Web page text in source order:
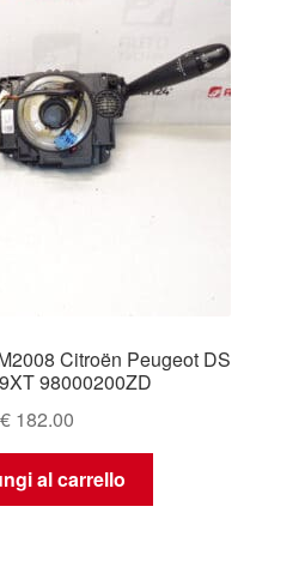
Citroën Peugeot DS
98000200ZD
€ 182.00
al carrello